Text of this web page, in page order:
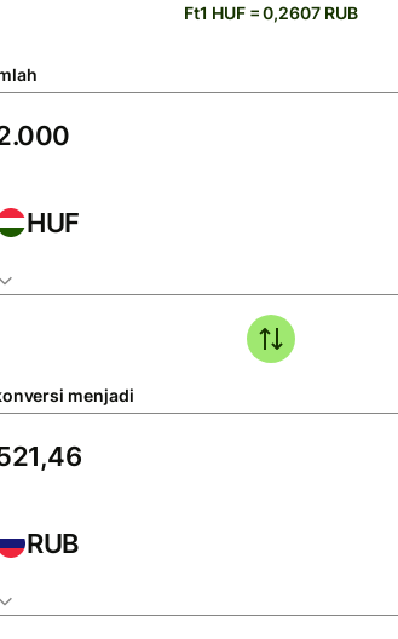
Ft1 HUF = 0,2607 RUB
HUF
menjadi
RUB